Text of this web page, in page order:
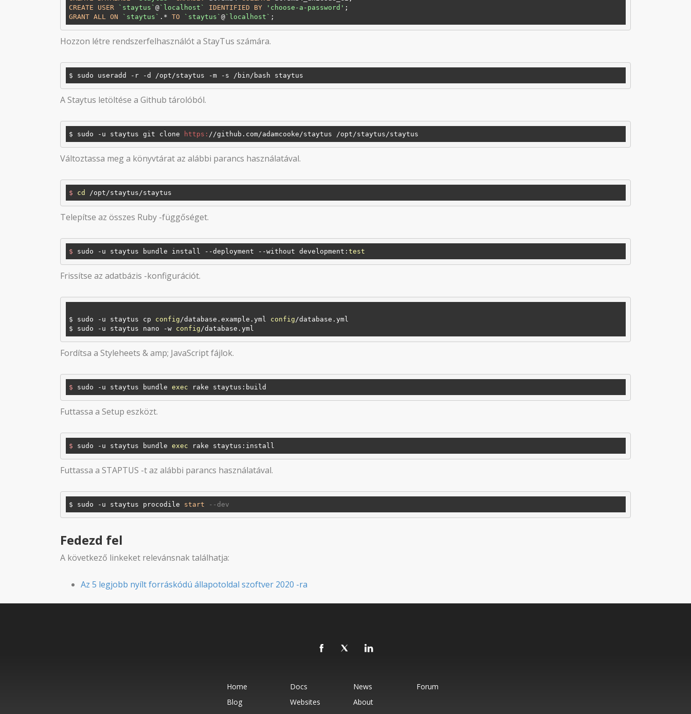
CREATE
USER `staytus` @`localhost` IDENTIFIED BY 'choose-a-password'
GRANT ALL ON `staytus` .* TO `staytus` @`localhost`
Hozzon létre rendszerfelhasználót a StayTus számára.
A Staytus letöltése a Github tárolóból.
$ sudo -u staytus git clone https: / /github.com/adamcooke /staytus /opt /staytus/staytus
Változtassa meg a könyvtárat az alábbi parancs használatával.
$ cd /opt/staytus/staytus
Telepítse az összes Ruby -függőséget.
$ sudo -u staytus bundle install --deployment --without development: test
Frissítse az adatbázis -konfigurációt.
$ sudo -u staytus cp config /database.example.yml config /database.yml
$ sudo -u staytus nano -w config
Fordítsa a Styleheets & amp; JavaScript fájlok.
$ sudo -u staytus bundle exec rake staytus:build
Futtassa a Setup eszközt.
$ sudo -u staytus bundle exec rake staytus:install
Futtassa a STAPTUS -t az alábbi parancs használatával.
$ sudo -u staytus procodile start --dev
Fedezd fel
A következő linkeket relevánsnak találhatja:
Az 5 legjobb nyílt forráskódú állapotoldal szoftver 2020 -ra
Home Docs News
Forum
Blog
Websites About